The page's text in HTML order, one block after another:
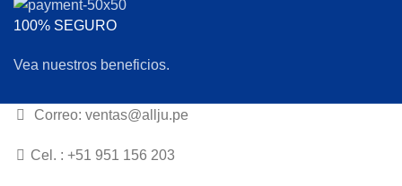
100% SEGURO
Vea nuestros beneficios.
Correo: ventas@allju.pe
Cel. : +51 951 156 203